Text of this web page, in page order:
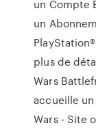
un Compte
un
plus de
Wars
accueille
Wars - Site